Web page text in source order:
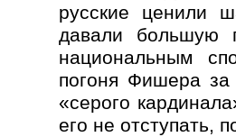
русские ценили
давали большую
национальным
погоня Фишера за
«серого
его не отступать,